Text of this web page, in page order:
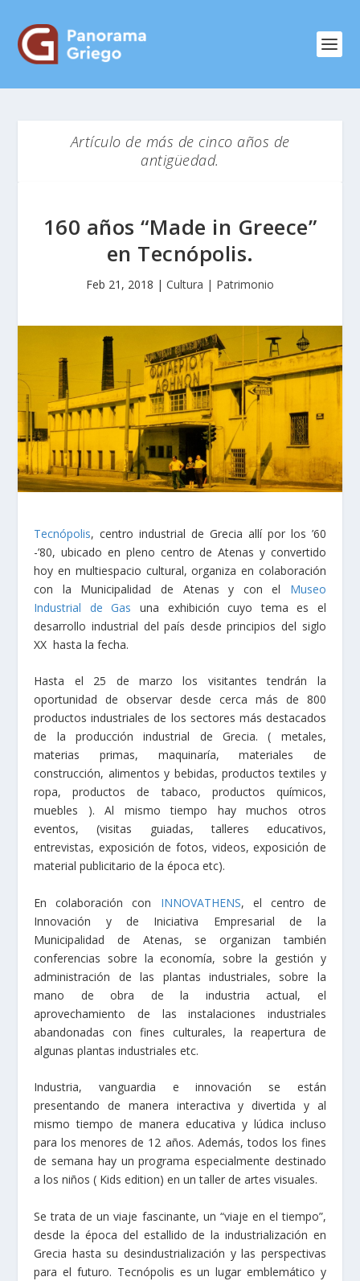
Artículo de más de cinco años de
antigüedad.
160 años “Made in Greece”
en Tecnópolis.
Feb 21, 2018 | Cultura | Patrimonio
Tecnópolis, centro industrial de Grecia allí por los ’60
-’80, ubicado en pleno centro de Atenas y convertido
hoy en multiespacio cultural, organiza en colaboración
con la Municipalidad de Atenas y con el Museo
Industrial de Gas una exhibición cuyo tema es el
desarrollo industrial del país desde principios del siglo
XX hasta la fecha.
Hasta el 25 de marzo los visitantes tendrán la
oportunidad de observar desde cerca más de 800
productos industriales de los sectores más destacados
de la producción industrial de Grecia. ( metales,
materias primas, maquinaría, materiales de
construcción, alimentos y bebidas, productos textiles y
ropa, productos de tabaco, productos químicos,
muebles ). Al mismo tiempo hay muchos otros
eventos, (visitas guiadas, talleres educativos,
entrevistas, exposición de fotos, videos, exposiciόn de
material publicitario de la época etc).
En colaboración con INNOVATHENS, el centro de
Innovación y de Iniciativa Empresarial de la
Municipalidad de Atenas, se organizan también
conferencias sobre la economía, sobre la gestión y
administración de las plantas industriales, sobre la
mano de obra de la industria actual, el
aprovechamiento de las instalaciones industriales
abandonadas con fines culturales, la reapertura de
algunas plantas industriales etc.
Industria, vanguardia e innovación se están
presentando de manera interactiva y divertida y al
mismo tiempo de manera educativa y lúdica incluso
para los menores de 12 años. Además, todos los fines
de semana hay un programa especialmente destinado
a los niños ( Kids edition) en un taller de artes visuales.
Se trata de un viaje fascinante, un “viaje en el tiempo”,
desde la época del estallido de la industrialización en
Grecia hasta su desindustrialización y las perspectivas
para el futuro. Tecnópolis es un lugar emblemático y